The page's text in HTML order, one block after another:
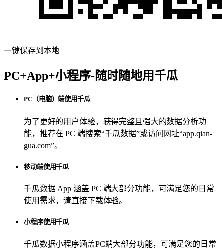
一键保存到本地
PC+App+小程序-随时随地用千瓜
PC（电脑）端使用千瓜
为了更好的用户体验，获得完整且强大的数据分析功
能，推荐在 PC 端搜索“千瓜数据”或访问网址“app.qian-
gua.com”。
移动端使用千瓜
千瓜数据 App 涵盖 PC 端大部分功能，可满足您的日常
使用需求，请直接下载体验。
小程序使用千瓜
千瓜数据小程序涵盖PC端大部分功能，可满足您的日常